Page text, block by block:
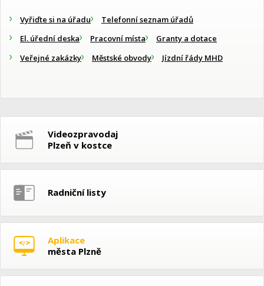
Vyřiďte si na úřadu
Telefonní seznam úřadů
El. úřední deska
Pracovní místa
Granty a dotace
Veřejné zakázky
Městské obvody Jízdní řády MHD
Videozpravodaj
Plzeň v kostce
Radniční listy
Aplikace
města Plzně